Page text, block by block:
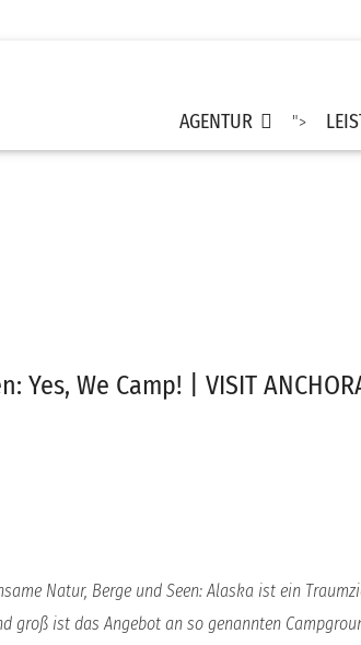
AGENTUR ">
We Camp! | VISIT
Natur, Berge und Seen: Alaska ist ein
groß ist das Angebot an so genannten